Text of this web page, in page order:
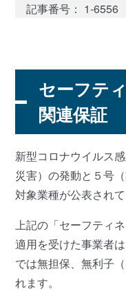
記事番号： 1-6556
セーフテ
関連保証
新型コロナウイルス
災害）の発動と５号
対象業種が公表されて
上記の「セーフティ
適用を受けた事業者
では無担保、無利子
れます。